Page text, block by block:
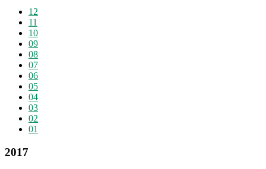
12
11
10
09
08
07
06
05
04
03
02
01
2017